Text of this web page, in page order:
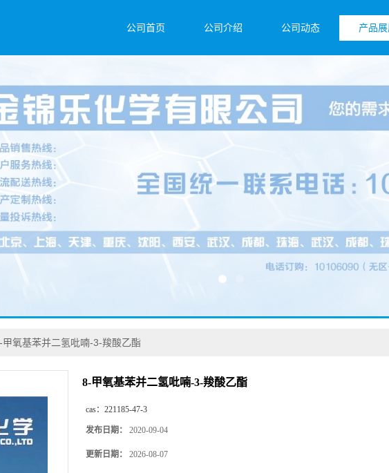
公司首页 公司介绍 公司动态 产品
甲氧基苯并二氢吡喃-3-羧酸乙酯
8-甲氧基苯并二氢吡喃-3-羧酸乙酯
cas： 221185-47-3
发布日期： 2020-09-04
更新日期： 2026-08-07